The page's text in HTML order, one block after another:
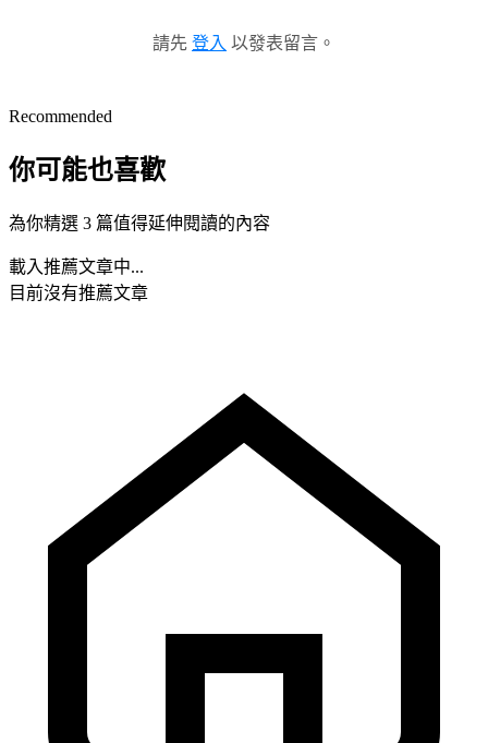
請先 登入 以發表留言。
Recommended
你可能也喜歡
為你精選 3 篇值得延伸閱讀的內容
載入推薦文章中...
目前沒有推薦文章